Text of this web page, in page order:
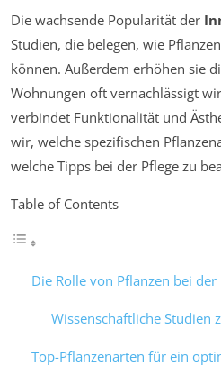
Die wachsende Popularität der
Studien, die belegen, wie
können. Außerdem erhöhen sie
Wohnungen oft vernachlässigt
verbindet Funktionalität und
wir, welche spezifischen
welche Tipps bei der Pflege zu
Table of Contents
Die Rolle von Pflanzen bei
Wissenschaftliche Studien
Top-Pflanzenarten für ein